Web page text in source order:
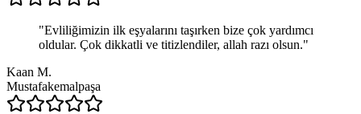
"Evliliğimizin ilk eşyalarını taşırken bize çok yardımcı
oldular. Çok dikkatli ve titizlendiler, allah razı olsun."
Kaan M.
Mustafakemalpaşa